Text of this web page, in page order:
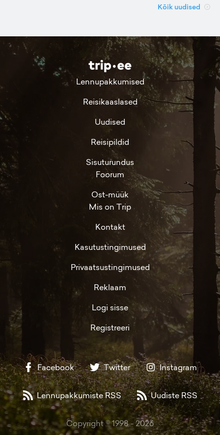
Kõik uudised
Lennupakkumised
Reisikaaslased
Uudised
Reisipildid
Sisuturundus
Foorum
Ost-müük
Mis on Trip
Kontakt
Kasutustingimused
Privaatsustingimused
Reklaam
Logi sisse
Registreeri
Facebook Twitter Instagram
Lennupakkumiste RSS Uudiste RSS
Copyright © 1998 -2026